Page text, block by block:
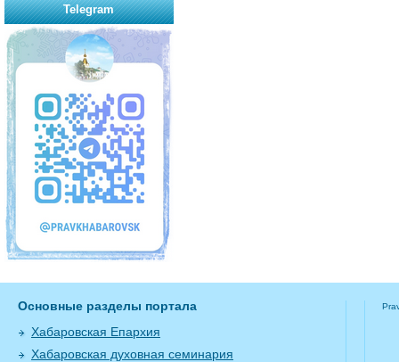
Telegram
Основные разделы портала
Хабаровская Епархия
Хабаровская духовная семинария